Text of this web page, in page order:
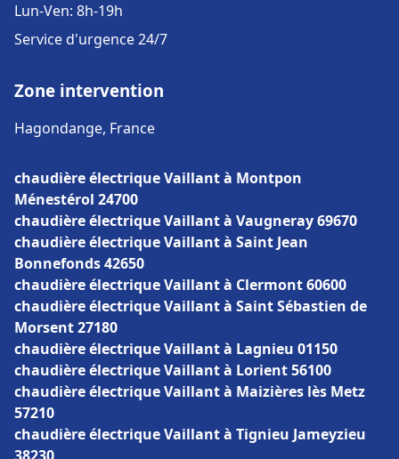
Lun-Ven: 8h-19h
Service d'urgence 24/7
Zone intervention
Hagondange, France
chaudière électrique Vaillant à Montpon
Ménestérol 24700
chaudière électrique Vaillant à Vaugneray 69670
chaudière électrique Vaillant à Saint Jean
Bonnefonds 42650
chaudière électrique Vaillant à Clermont 60600
chaudière électrique Vaillant à Saint Sébastien de
Morsent 27180
chaudière électrique Vaillant à Lagnieu 01150
chaudière électrique Vaillant à Lorient 56100
chaudière électrique Vaillant à Maizières lès Metz
57210
chaudière électrique Vaillant à Tignieu Jameyzieu